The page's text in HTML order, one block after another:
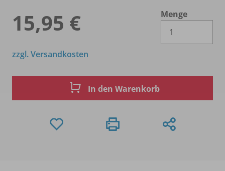
15,95 €
Menge
zzgl. Versandkosten
In den Warenkorb